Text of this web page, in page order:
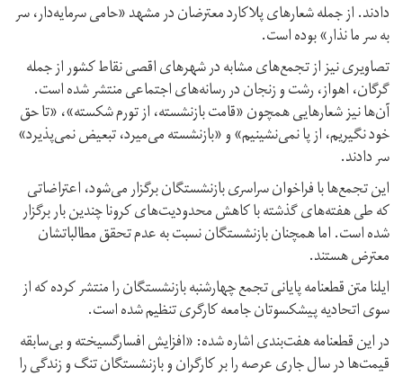
دادند. از جمله شعارهای پلاکارد معترضان در مشهد «حامی سرمایه‌دار، سر
به‌ سر ما نذار» بوده است.
تصاویری نیز از تجمع‌های مشابه در شهرهای اقصی نقاط کشور از جمله
گرگان، اهواز،‌ رشت و زنجان در رسانه‌های اجتماعی منتشر شده است.
آن‌ها نیز شعارهایی همچون «قامت بازنشسته، از تورم شکسته»،‌ «تا حق
خود نگیریم، از پا نمی‌نشینیم» و «بازنشسته می‌میرد، تبعیض نمی‌پذیرد»
سر دادند.
این تجمع‌ها با فراخوان سراسری بازنشستگان برگزار می‌شود،‌ اعتراضاتی
که طی هفته‌های گذشته با کاهش محدودیت‌های کرونا چندین بار برگزار
شده است. اما همچنان بازنشستگان نسبت به عدم تحقق مطالباتشان
معترض هستند.
ایلنا متن قطعنامه پایانی تجمع چهارشنبه بازنشستگان را منتشر کرده که از
سوی اتحادیه پیشکسوتان جامعه کارگری تنظیم شده است.
در این قطعنامه هفت‌بندی اشاره شده: «افزایش افسارگسیخته و بی‌سابقه
قیمت‌ها در سال جاری عرصه را بر کارگران و بازنشستگان تنگ و زندگی را